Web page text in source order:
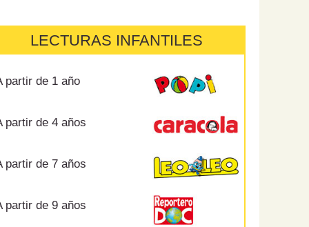
LECTURAS INFANTILES
partir de 1 año
partir de 4 años
partir de 7 años
partir de 9 años